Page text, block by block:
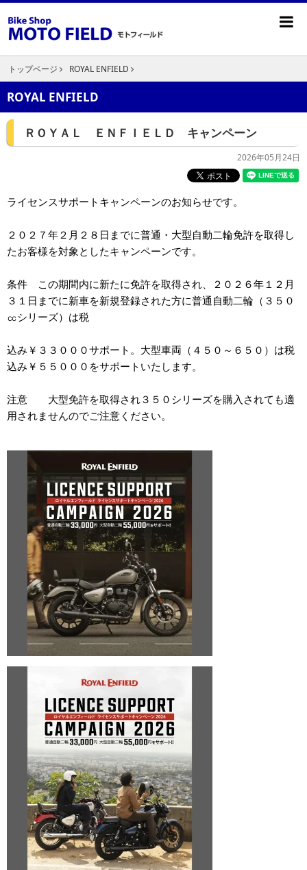
トップページ ROYAL ENFIELD
ROYAL ENFIELD
ＲＯＹＡＬ ＥＮＦＩＥＬＤ キャンペーン
2026年05月24日
ライセンスサポートキャンペーンのお知らせです。
２０２７年２月２８日までに普通・大型自動二輪免許を取得し
たお客様を対象としたキャンペーンです。
条件 この期間内に新たに免許を取得され、２０２６年１２月
３１日までに新車を新規登録された方に普通自動二輪（３５０
㏄シリーズ）は税
込み￥３３０００サポート。大型車両（４５０～６５０）は税
込み￥５５０００をサポートいたします。
注意 大型免許を取得され３５０シリーズを購入されても適
用されませんのでご注意ください。